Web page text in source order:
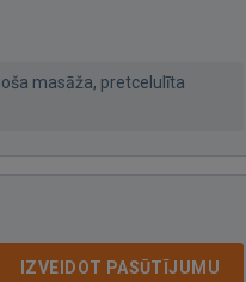
masāža, pretcelulīta
IZVEIDOT PASŪTĪJUMU